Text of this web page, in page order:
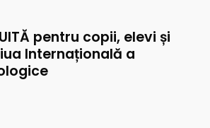
pentru copii, elevi și
Internațională a